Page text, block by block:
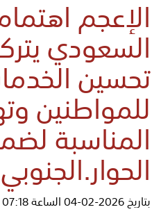
الإعجم
السعودي
تحسين
للمواطنين
المناسبة
الحوار.الجنوبي
بتاريخ 2026-02-04 الساعة 07:18